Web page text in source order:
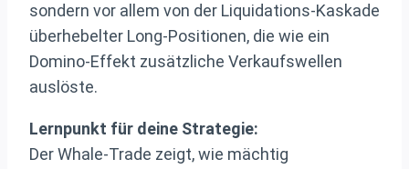
sondern vor allem von der Liquidations‑Kaskade
überhebelter Long‑Positionen, die wie ein
Domino‑Effekt zusätzliche Verkaufswellen
auslöste.
Lernpunkt für deine Strategie:
Der Whale‑Trade zeigt, wie mächtig